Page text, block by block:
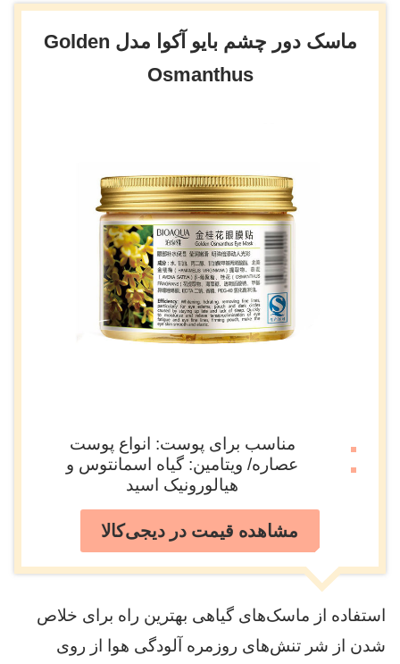
ماسک دور چشم بایو آکوا مدل Golden
Osmanthus
مناسب برای پوست: انواع پوست
عصاره/ ویتامین: گیاه اسمانتوس و
هیالورونیک اسید
مشاهده قیمت در دیجی‌کالا
استفاده از ماسک‌های گیاهی بهترین راه برای خلاص
شدن از شر تنش‌های روزمره آلودگی هوا از روی